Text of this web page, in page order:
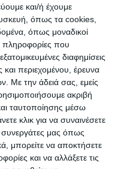
και/ή έχουμε
όπως τα cookies,
όπως μοναδικοί
πληροφορίες που
διαφημίσεις
και περιεχομένου, έρευνα
Με την άδειά σας, εμείς
ακριβή
ταυτοποίησης μέσω
κλικ για να συναινέσετε
συνεργάτες μας όπως
μπορείτε να αποκτήσετε
και να αλλάξετε τις
κοινής
στίγμα της
η Ζάκυνθος
και τα όσια για τις
αδιαφανή, αλλά
ανεχόμαστε δια
που έγινε στα